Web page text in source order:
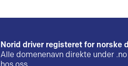
Norid driver registeret for norske
Alle domenenavn direkte under